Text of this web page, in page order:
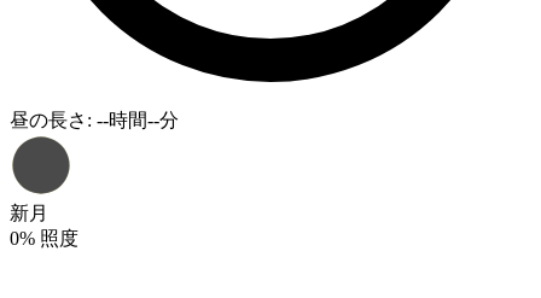
昼の長さ : --時間--分
新月
0% 照度